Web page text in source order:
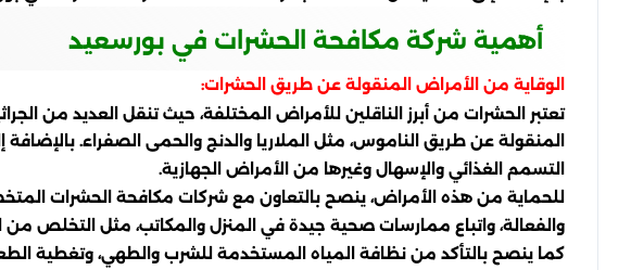
أهمية شركة مكافحة الحشرات في بورسعيد
الوقاية من الأمراض المنقولة عن طريق الحشرات:
تعتبر الحشرات من أبرز الناقلين للأمراض المختلفة، حيث تنقل العديد من
المنقولة عن طريق الناموس، مثل الملاريا والدنج والحمى الصفراء.
التسمم الغذائي والإسهال وغيرها من الأمراض الجهازية.
للحماية من هذه الأمراض، ينصح بالتعاون مع شركات مكافحة الحشرات
والفعالة، واتباع ممارسات صحية جيدة في المنزل والمكاتب، مثل
كما ينصح بالتأكد من نظافة المياه المستخدمة للشرب والطهي، وتغطية